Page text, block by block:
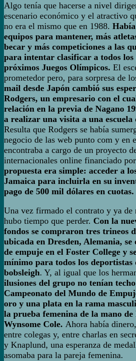
Algo tenía que hacerse a nivel
escenario económico y el atractivo
no era el mismo que en 1988.
equipos para mantener, más
becar y más competiciones a las
para intentar clasificar a todos los
próximos Juegos Olímpicos. El
prometedor pero, para sorpresa de
mail desde Japón cambió sus
Rodgers, un empresario con el
relación en la previa de Nagano
a realizar una visita a una escuela
Resulta que Rodgers se había
negocio de las web punto com y en
encontraba a cargo de un proyecto
internacionales online financiado
propuesta era simple: acceder a
Jamaica para incluirla en su
pago de 500 mil dólares en cuotas.
Una vez firmado el contrato y ya de
hubo tiempo que perder. Con la
fondos se compraron tres trineos
ubicada en Dresden, Alemania,
de empuje en el Foster College y
mínimo para todos los deportistas
bobsleigh. Y, al igual que los
ilusiones del grupo no tenían
Campeonato del Mundo de
oro y una plata en la rama
la prueba femenina de la mano
Wynsome Cole. Ahora había
entre colegas y, entre charlas en
y Knaplund, una esperanza de
asomaba para la pareja femenina.